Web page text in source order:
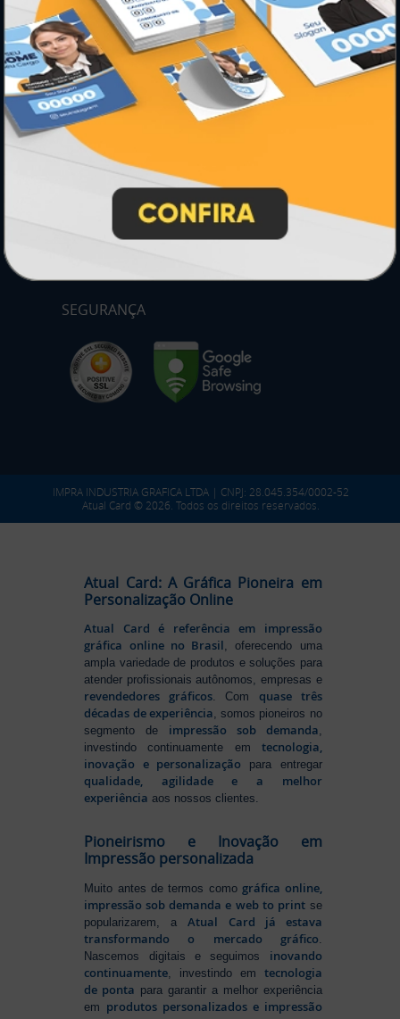
* Pagamento com cartão de crédito terá valor adicional.
** Pagamentos a prazo poderão ter acréscimo.
*** Nota fiscal sujeita a emissão de acordo com prestador de
serviço, conforme legislação pertinente.
PARTICIPE
SEGURANÇA
IMPRA INDUSTRIA GRAFICA LTDA | CNPJ: 28.045.354/0002-52
Atual Card © 2026. Todos os direitos reservados.
Atual Card: A Gráfica Pioneira em
Personalização Online
Atual Card é referência em impressão
gráfica online no Brasil, oferecendo uma
ampla variedade de produtos e soluções para
atender profissionais autônomos, empresas e
revendedores gráficos. Comquase três
décadas de experiência, somos pioneiros no
segmento de impressão sob demanda,
investindo continuamente em tecnologia,
inovação e personalização para entregar
qualidade, agilidade e a melhor
experiência aos nossos clientes.
Pioneirismo e Inovação em
Impressão personalizada
Muito antes de termos como gráfica online,
impressão sob demanda e web to printse
popularizarem, aAtual Card já estava
transformando o mercado gráfico.
Nascemos digitais e seguimos inovando
continuamente, investindo em tecnologia
de ponta para garantir a melhor experiência
em produtos personalizados e impressão